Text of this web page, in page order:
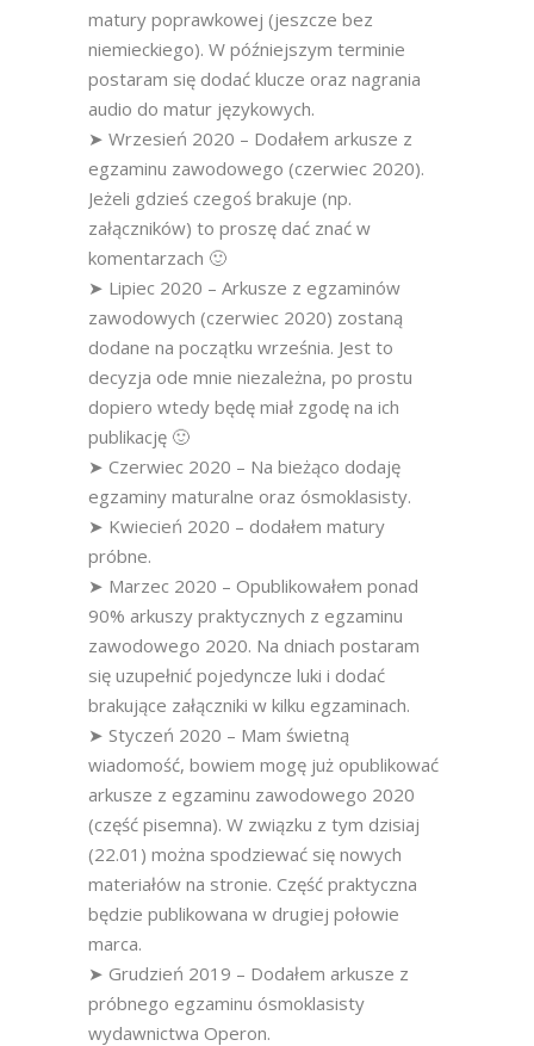
matury poprawkowej (jeszcze bez
niemieckiego). W późniejszym terminie
postaram się dodać klucze oraz nagrania
audio do matur językowych.
➤ Wrzesień 2020 – Dodałem arkusze z
egzaminu zawodowego (czerwiec 2020).
Jeżeli gdzieś czegoś brakuje (np.
załączników) to proszę dać znać w
komentarzach 🙂
➤ Lipiec 2020 – Arkusze z egzaminów
zawodowych (czerwiec 2020) zostaną
dodane na początku września. Jest to
decyzja ode mnie niezależna, po prostu
dopiero wtedy będę miał zgodę na ich
publikację 🙂
➤ Czerwiec 2020 – Na bieżąco dodaję
egzaminy maturalne oraz ósmoklasisty.
➤ Kwiecień 2020 – dodałem matury
próbne.
➤ Marzec 2020 – Opublikowałem ponad
90% arkuszy praktycznych z egzaminu
zawodowego 2020. Na dniach postaram
się uzupełnić pojedyncze luki i dodać
brakujące załączniki w kilku egzaminach.
➤ Styczeń 2020 – Mam świetną
wiadomość, bowiem mogę już opublikować
arkusze z egzaminu zawodowego 2020
(część pisemna). W związku z tym dzisiaj
(22.01) można spodziewać się nowych
materiałów na stronie. Część praktyczna
będzie publikowana w drugiej połowie
marca.
➤ Grudzień 2019 – Dodałem arkusze z
próbnego egzaminu ósmoklasisty
wydawnictwa Operon.